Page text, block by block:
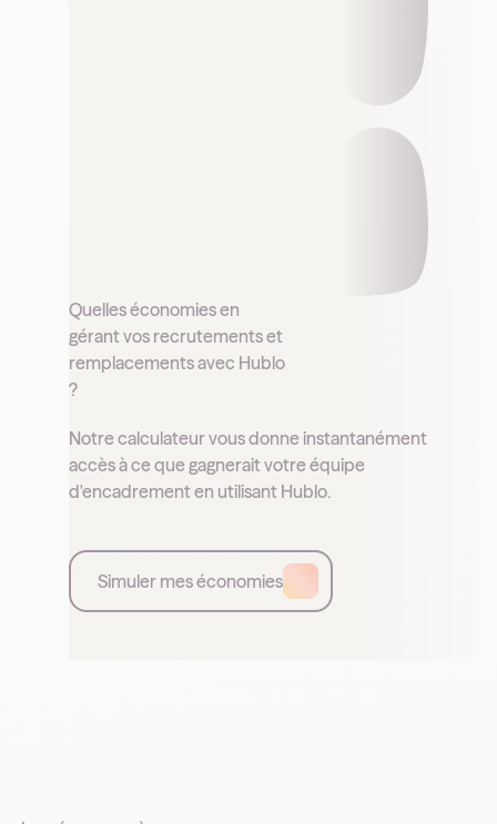
Quelles économies en
gérant vos recrutements et
remplacements avec Hublo
?
Notre calculateur vous donne instantanément
accès à ce que gagnerait votre équipe
d'encadrement en utilisant Hublo.
Simuler mes économies